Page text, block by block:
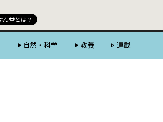
ん堂とは？
自然・科学 教養 連載